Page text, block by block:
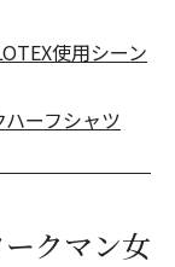
使用シーン
ハーフシャツ
クマン女